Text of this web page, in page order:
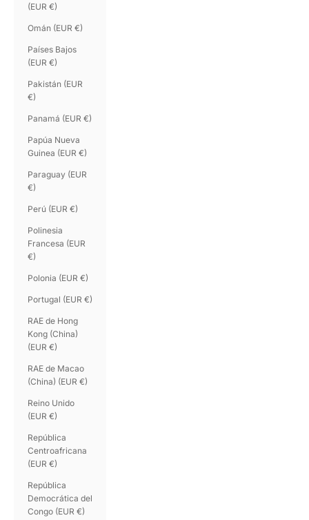
(EUR €)
Omán (EUR €)
Países Bajos
(EUR €)
Pakistán (EUR
€)
Panamá (EUR €)
Papúa Nueva
Guinea (EUR €)
Paraguay (EUR
€)
Perú (EUR €)
Polinesia
Francesa (EUR
€)
Polonia (EUR €)
Portugal (EUR €)
RAE de Hong
Kong (China)
(EUR €)
RAE de Macao
(China) (EUR €)
Reino Unido
(EUR €)
República
Centroafricana
(EUR €)
República
Democrática del
Congo (EUR €)